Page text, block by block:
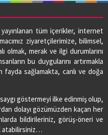
tüm içerikler, internet
ziyaretçilerimize, bilimsel,
olmak, merak ve ilgi durumlarını
bu duygularını artırmakla
sağlamakta, canlı ve doğa
göstermeyi ilke edinmiş olup,
dolayı gözümüzden kaçan her
bildirileriniz, görüş-öneri ve
atabilirsiniz…